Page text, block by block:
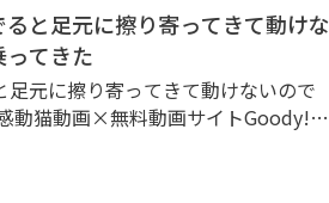
182772309090073 T
野良猫探
問します。 三毛猫、黒猫、茶ト
、縞模様と多種多様な猫ちゃん達が
ゴロン。カワイイかわいい猫ちゃ
ってきます。 ナデナデするとゴロ
猫の爪とぎ、ねこじゃらし、雨の日
と足元に擦り寄ってきて動けな
てきた
元に擦り寄ってきて動けないので
【感動猫動画Special Selection】と
も行ってます。 ぜひご覧くださ